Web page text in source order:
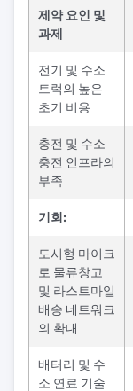
제약 요인 및
과제
전기 및 수소
트럭의 높은
초기 비용
충전 및 수소
충전 인프라의
부족
기회:
도시형 마이크
로 물류창고
및 라스트마일
배송 네트워크
의 확대
배터리 및 수
소 연료 기술